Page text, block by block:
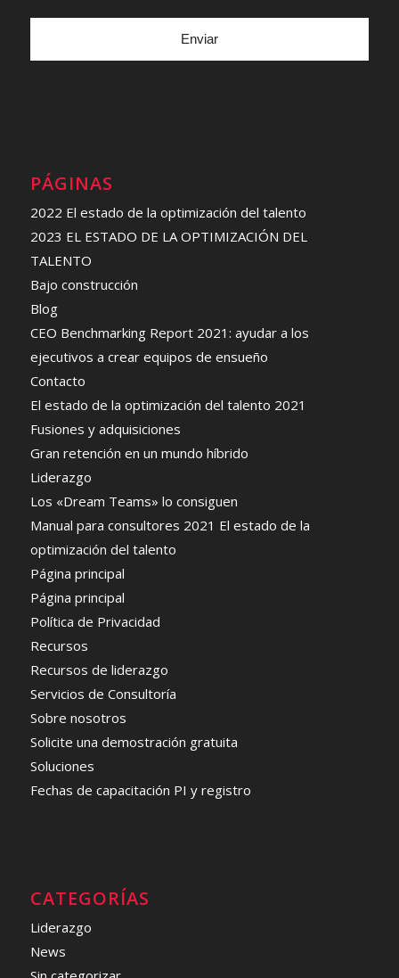
PÁGINAS
2022 El estado de la optimización del talento
2023 EL ESTADO DE LA OPTIMIZACIÓN DEL
TALENTO
Bajo construcción
Blog
CEO Benchmarking Report 2021: ayudar a los
ejecutivos a crear equipos de ensueño
Contacto
El estado de la optimización del talento 2021
Fusiones y adquisiciones
Gran retención en un mundo híbrido
Liderazgo
Los «Dream Teams» lo consiguen
Manual para consultores 2021 El estado de la
optimización del talento
Página principal
Página principal
Política de Privacidad
Recursos
Recursos de liderazgo
Servicios de Consultoría
Sobre nosotros
Solicite una demostración gratuita
Soluciones
Fechas de capacitación PI y registro
CATEGORÍAS
Liderazgo
News